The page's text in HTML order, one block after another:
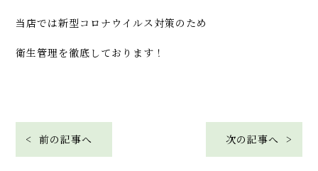
当店では新型コロナウイルス対策のため
衛生管理を徹底しております！
< 前の記事へ 次の記事へ >